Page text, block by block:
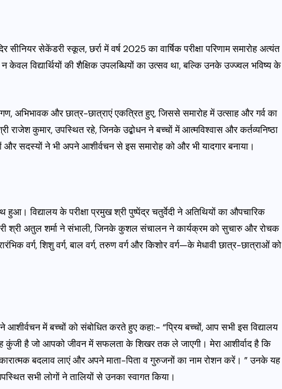
सीनियर सेकेंडरी स्कूल, छर्रा में वर्ष 2025 का वार्षिक परीक्षा परिणाम समारोह अत्यंत
विद्यार्थियों की शैक्षिक उपलब्धियों का उत्सव था, बल्कि उनके उज्ज्वल भविष्य के
अभिभावक और छात्र-छात्राएं एकत्रित हुए, जिससे समारोह में उत्साह और गर्व का
राजेश कुमार, उपस्थित रहे, जिनके उद्बोधन ने बच्चों में आत्मविश्वास और कर्तव्यनिष्ठा
सदस्यों ने भी अपने आशीर्वचन से इस समारोह को और भी यादगार बनाया।
विद्यालय के परीक्षा प्रमुख श्री पुष्पेंद्र चतुर्वेदी ने अतिथियों का औपचारिक
श्री अतुल शर्मा ने संभाली, जिनके कुशल संचालन ने कार्यक्रम को सुचारु और रोचक
वर्ग, शिशु वर्ग, बाल वर्ग, तरुण वर्ग और किशोर वर्ग—के मेधावी छात्र-छात्राओं को
आशीर्वचन में बच्चों को संबोधित करते हुए कहा:- “प्रिय बच्चों, आप सभी इस विद्यालय
है जो आपको जीवन में सफलता के शिखर तक ले जाएगी। मेरा आशीर्वाद है कि
बदलाव लाएं और अपने माता-पिता व गुरुजनों का नाम रोशन करें। ” उनके यह
सभी लोगों ने तालियों से उनका स्वागत किया।